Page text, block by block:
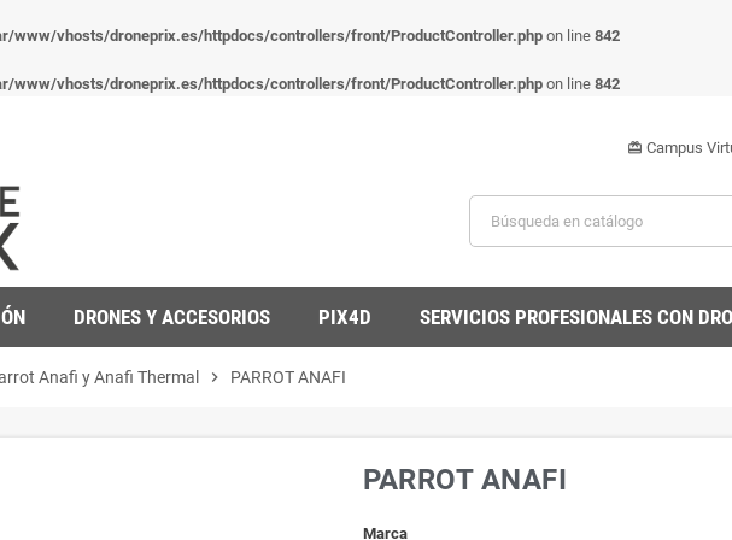
www/vhosts/droneprix.es/httpdocs/controllers/front/ProductController.php on line 842
www/vhosts/droneprix.es/httpdocs/controllers/front/ProductController.php on line 842
card_giftcard Campus
DRONES Y ACCESORIOS PIX4D SERVICIOS PROFESIONALES CON
Anafi y Anafi Thermal chevron_right PARROT ANAFI
PARROT ANAFI
Marca